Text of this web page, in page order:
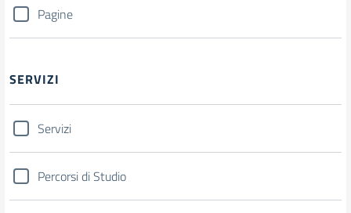
Pagine
SERVIZI
Servizi
Percorsi di Studio